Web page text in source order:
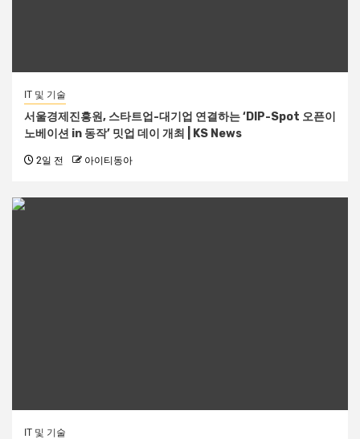
IT 및 기술
서울경제진흥원, 스타트업-대기업 연결하는 ‘DIP-Spot 오픈이
노베이션 in 동작’ 밋업 데이 개최 | KS News
2일 전 아이티동아
IT 및 기술